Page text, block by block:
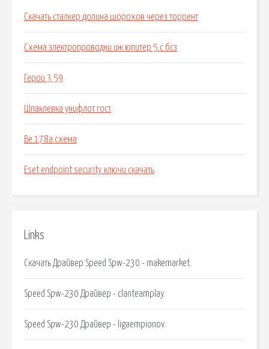
Скачать сталкер долина шорохов через торрент
Схема электропроводки иж юпитер 5 с бсз
Герои 3 59
Шпаклевка унифлот гост
Ве 178а схема
Eset endpoint security ключи скачать
Links
Скачать Драйвер Speed Spw-230 - makemarket.
Speed Spw-230 Драйвер - clanteamplay.
Speed Spw-230 Драйвер - ligaempionov.